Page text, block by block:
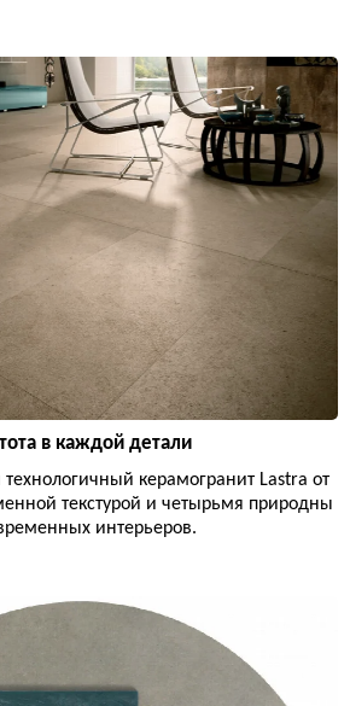
в каждой детали
керамогранит Lastra от
текстурой и четырьмя природны
интерьеров.